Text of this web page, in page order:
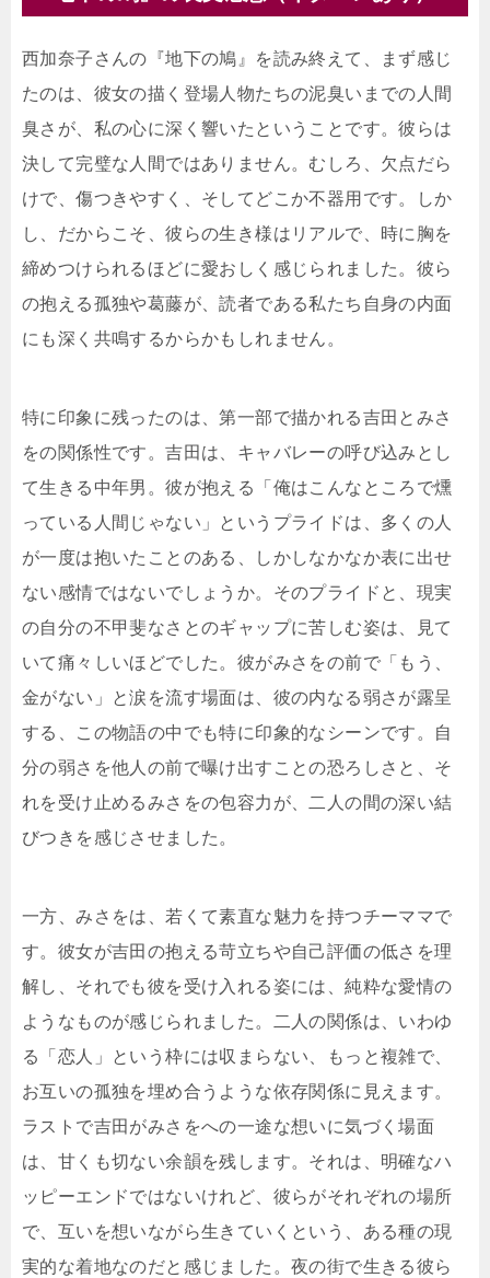
西加奈子さんの『地下の鳩』を読み終えて、まず感じ
たのは、彼女の描く登場人物たちの泥臭いまでの人間
臭さが、私の心に深く響いたということです。彼らは
決して完璧な人間ではありません。むしろ、欠点だら
けで、傷つきやすく、そしてどこか不器用です。しか
し、だからこそ、彼らの生き様はリアルで、時に胸を
締めつけられるほどに愛おしく感じられました。彼ら
の抱える孤独や葛藤が、読者である私たち自身の内面
にも深く共鳴するからかもしれません。
特に印象に残ったのは、第一部で描かれる吉田とみさ
をの関係性です。吉田は、キャバレーの呼び込みとし
て生きる中年男。彼が抱える「俺はこんなところで燻
っている人間じゃない」というプライドは、多くの人
が一度は抱いたことのある、しかしなかなか表に出せ
ない感情ではないでしょうか。そのプライドと、現実
の自分の不甲斐なさとのギャップに苦しむ姿は、見て
いて痛々しいほどでした。彼がみさをの前で「もう、
金がない」と涙を流す場面は、彼の内なる弱さが露呈
する、この物語の中でも特に印象的なシーンです。自
分の弱さを他人の前で曝け出すことの恐ろしさと、そ
れを受け止めるみさをの包容力が、二人の間の深い結
びつきを感じさせました。
一方、みさをは、若くて素直な魅力を持つチーママで
す。彼女が吉田の抱える苛立ちや自己評価の低さを理
解し、それでも彼を受け入れる姿には、純粋な愛情の
ようなものが感じられました。二人の関係は、いわゆ
る「恋人」という枠には収まらない、もっと複雑で、
お互いの孤独を埋め合うような依存関係に見えます。
ラストで吉田がみさをへの一途な想いに気づく場面
は、甘くも切ない余韻を残します。それは、明確なハ
ッピーエンドではないけれど、彼らがそれぞれの場所
で、互いを想いながら生きていくという、ある種の現
実的な着地なのだと感じました。夜の街で生きる彼ら